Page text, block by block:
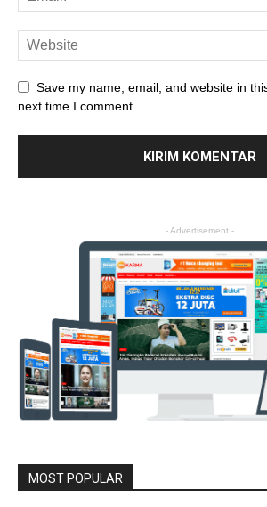
Save my name, email, and website in
next time I comment.
- Advertisement -
MOST POPULAR